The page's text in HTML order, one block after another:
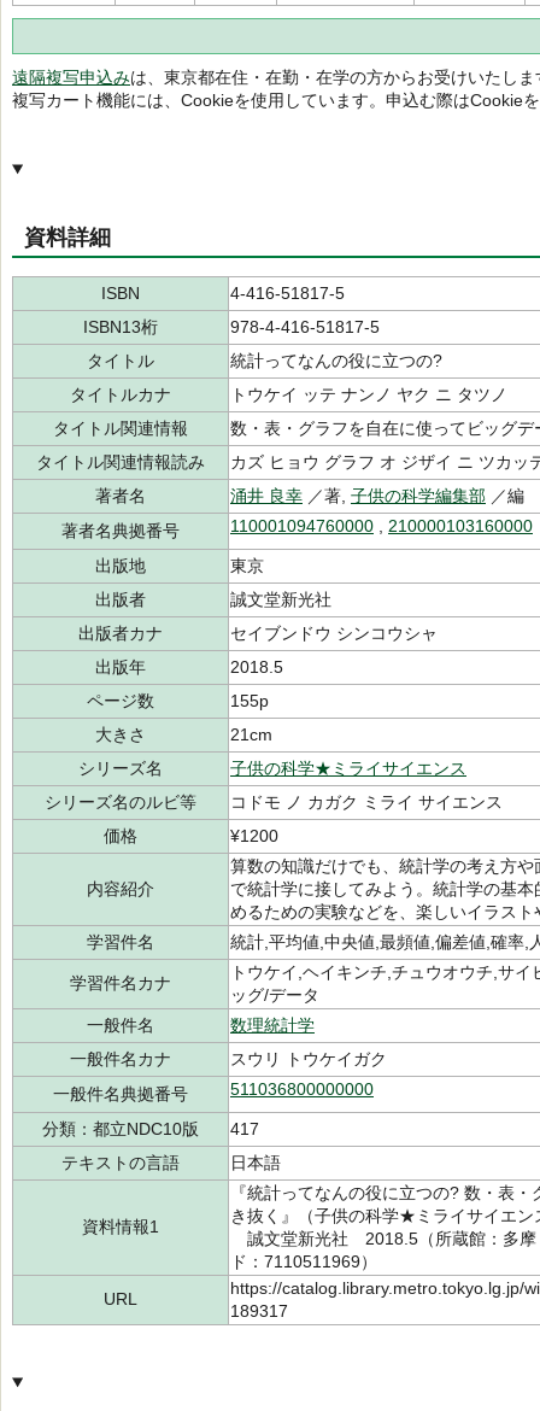
遠隔複写申込みは、東京都在住・在勤・在学の方からお受けいたしま
複写カート機能には、Cookieを使用しています。申込む際はCookie
資料詳細
ISBN
4-416-51817-5
ISBN13桁
978-4-416-51817-5
タイトル
統計ってなんの役に立つの?
タイトルカナ
トウケイ ッテ ナンノ ヤク ニ タツノ
タイトル関連情報
数・表・グラフを自在に使ってビッグ
タイトル関連情報読み
カズ ヒョウ グラフ オ ジザイ ニ ツカッ
著者名
涌井 良幸 ／著, 子供の科学編集部 ／編
著者名典拠番号
110001094760000 210000103160000
出版地
東京
出版者
誠文堂新光社
出版者カナ
セイブンドウ シンコウシャ
出版年
2018.5
ページ数
155p
大きさ
21cm
シリーズ名
子供の科学★ミライサイエンス
シリーズ名のルビ等
コドモ ノ カガク ミライ サイエンス
価格
¥1200
内容紹介
算数の知識だけでも、統計学の考え方
で統計学に接してみよう。統計学の基
めるための実験などを、楽しいイラス
学習件名
統計,平均値,中央値,最頻値,偏差値,確率,
学習件名カナ
トウケイ,ヘイキンチ,チュウオウチ,サ
ッグ/データ
一般件名
数理統計学
一般件名カナ
スウリ トウケイガク
一般件名典拠番号
511036800000000
分類：都立NDC10版
417
テキストの言語
日本語
資料情報1
『統計ってなんの役に立つの? 数・表
き抜く』（子供の科学★ミライサイエ
誠文堂新光社 2018.5（所蔵館：多
ド：7110511969）
URL
https://catalog.library.metro.tokyo.lg.jp/
189317